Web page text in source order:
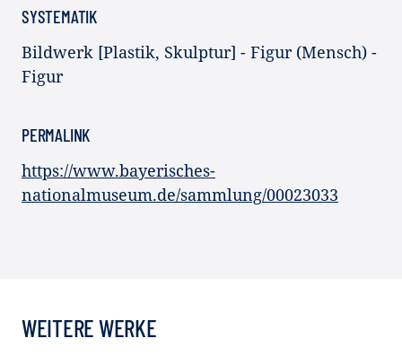
SYSTEMATIK
Bildwerk [Plastik, Skulptur] - Figur (Mensch) -
Figur
PERMALINK
https://www.bayerisches-
nationalmuseum.de/sammlung/00023033
WEITERE WERKE